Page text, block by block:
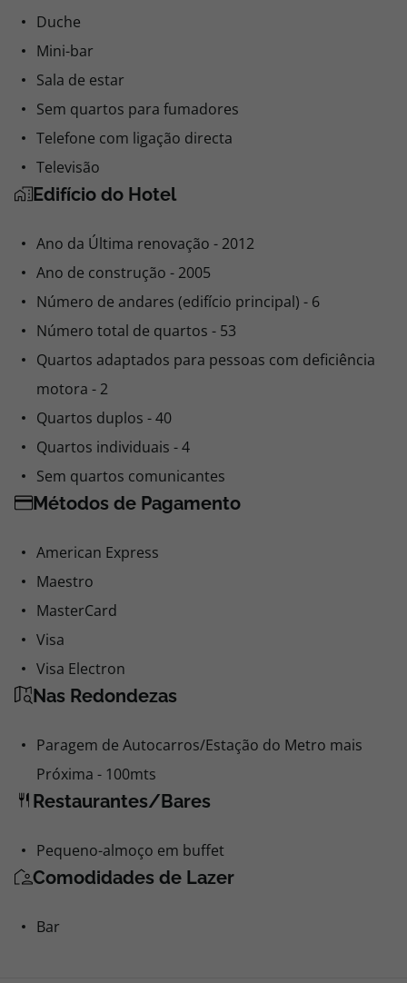
Duche
Mini-bar
Sala de estar
Sem quartos para fumadores
Telefone com ligação directa
Televisão
Edifício do Hotel
Ano da Última renovação - 2012
Ano de construção - 2005
Número de andares (edifício principal) - 6
Número total de quartos - 53
Quartos adaptados para pessoas com deficiência
motora - 2
Quartos duplos - 40
Quartos individuais - 4
Sem quartos comunicantes
Métodos de Pagamento
American Express
Maestro
MasterCard
Visa
Visa Electron
Nas Redondezas
Paragem de Autocarros/Estação do Metro mais
Próxima - 100mts
Restaurantes/Bares
Pequeno-almoço em buffet
Comodidades de Lazer
Bar